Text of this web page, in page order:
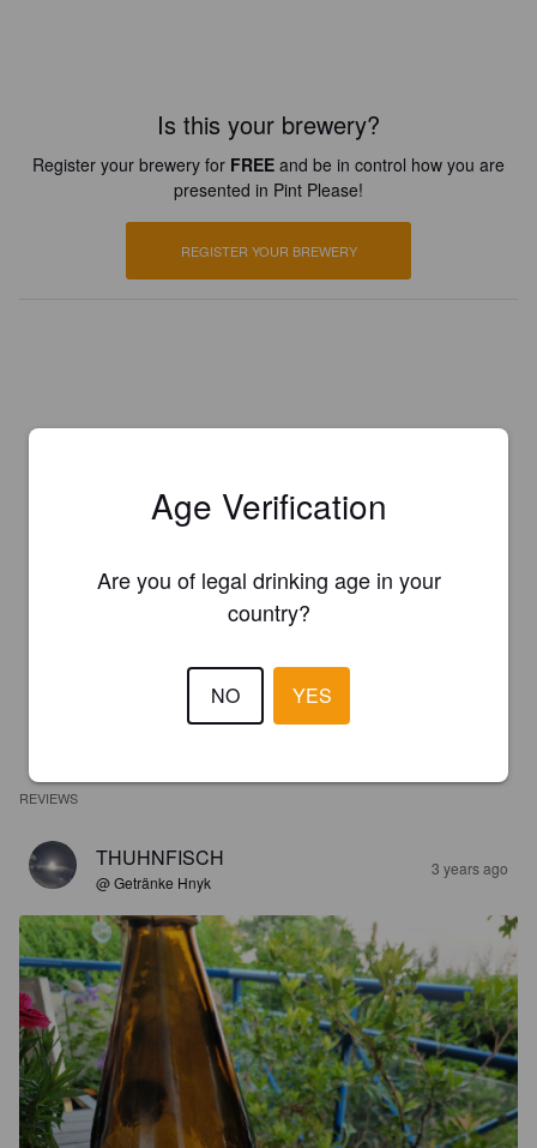
Is this your brewery?
Register your brewery for FREE and be in control how you are
presented in Pint Please!
REGISTER YOUR BREWERY
REVIEWS
THUHNFISCH
@ Getränke Hnyk
3 years ago
Age Verification
Are you of legal drinking age in your
country?
NO YES